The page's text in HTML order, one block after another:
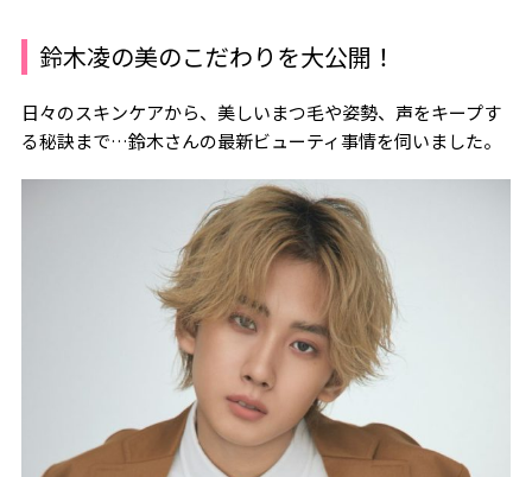
鈴木凌の美のこだわりを大公開！
日々のスキンケアから、美しいまつ毛や姿勢、声をキープす
る秘訣まで…鈴木さんの最新ビューティ事情を伺いました。